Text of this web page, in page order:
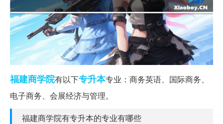
福建商学院有以下专升本专业：商务英语、国际商务、
电子商务、会展经济与管理。
福建商学院有专升本的专业有哪些